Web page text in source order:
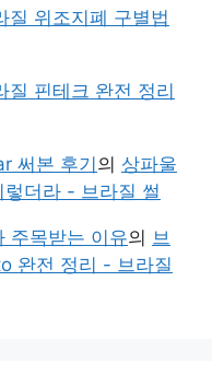
질 위조지폐 구별법
질 핀테크 완전 정리
써본 후기 의 상파울
더라 - 브라질 썰
주목받는 이유의 브
완전 정리 - 브라질